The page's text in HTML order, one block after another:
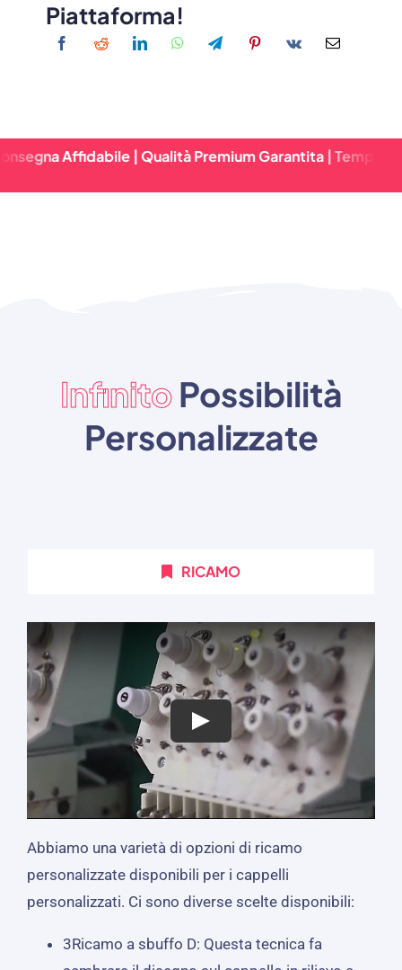
Piattaforma!
| Qualità Premium Garantita | Tempi Di
InfinitoPossibilità
Personalizzate
RICAMO
Abbiamo una varietà di opzioni di ricamo
personalizzate disponibili per i cappelli
personalizzati. Ci sono diverse scelte disponibili:
3Ricamo a sbuffo D: Questa tecnica fa